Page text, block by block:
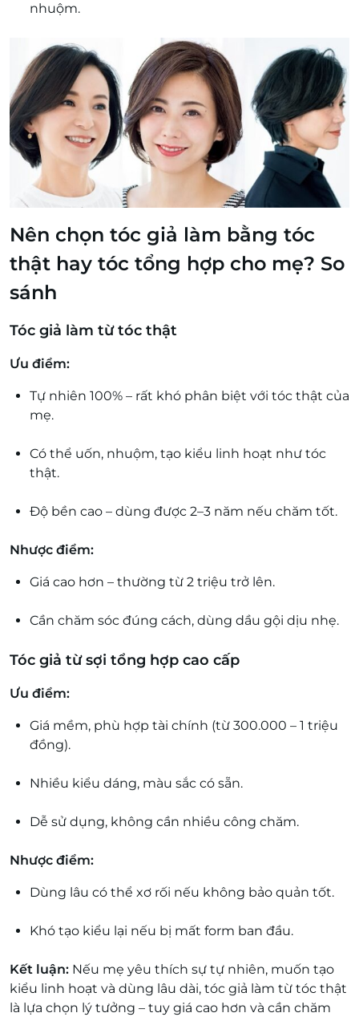
nhuộm.
Nên chọn tóc giả làm bằng tóc
thật hay tóc tổng hợp cho mẹ? So
sánh
Tóc giả làm từ tóc thật
Ưu điểm:
Tự nhiên 100% – rất khó phân biệt với tóc thật của
mẹ.
Có thể uốn, nhuộm, tạo kiểu linh hoạt như tóc
thật.
Độ bền cao – dùng được 2–3 năm nếu chăm tốt.
Nhược điểm:
Giá cao hơn – thường từ 2 triệu trở lên.
Cần chăm sóc đúng cách, dùng dầu gội dịu nhẹ.
Tóc giả từ sợi tổng hợp cao cấp
Ưu điểm:
Giá mềm, phù hợp tài chính (từ 300.000 – 1 triệu
đồng).
Nhiều kiểu dáng, màu sắc có sẵn.
Dễ sử dụng, không cần nhiều công chăm.
Nhược điểm:
Dùng lâu có thể xơ rối nếu không bảo quản tốt.
Khó tạo kiểu lại nếu bị mất form ban đầu.
Kết luận: Nếu mẹ yêu thích sự tự nhiên, muốn tạo
kiểu linh hoạt và dùng lâu dài, tóc giả làm từ tóc thật
là lựa chọn lý tưởng – tuy giá cao hơn và cần chăm